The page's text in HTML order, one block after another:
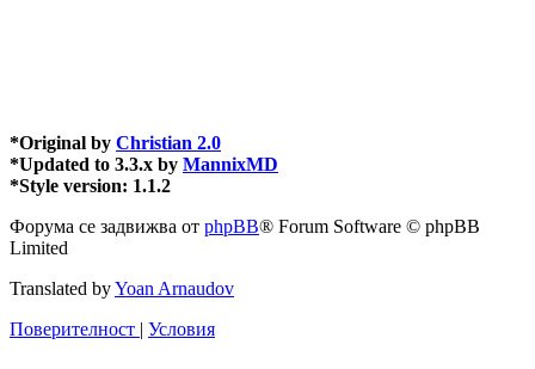
*Original by Christian 2.0
*Updated to 3.3.x by MannixMD
*Style version: 1.1.2
Форума се задвижва от phpBB® Forum Software © phpBB
Limited
Translated byYoan Arnaudov
Поверителност | Условия